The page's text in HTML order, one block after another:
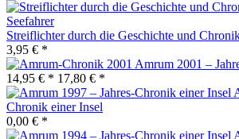
Streiflichter durch die Geschichte und
3,95 € *
Amrum 2001 –
14,95 € * 17,80 € *
Chronik einer Insel
0,00 € *